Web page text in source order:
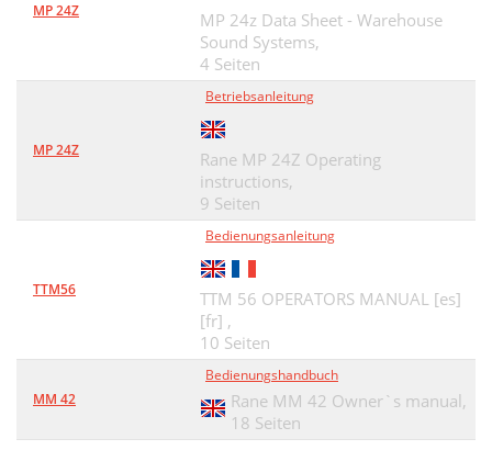
MP 24Z
MP 24z Data Sheet - Warehouse
Sound Systems,
4 Seiten
MP 24Z
Betriebsanleitung
Rane MP 24Z Operating
instructions,
9 Seiten
TTM56
Bedienungsanleitung
TTM 56 OPERATORS MANUAL [es]
[fr] ,
10 Seiten
MM 42
Bedienungshandbuch
Rane MM 42 Owner`s manual,
18 Seiten